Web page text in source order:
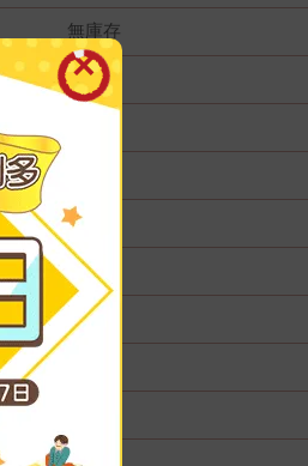
無庫存
無庫存
無庫存
無庫存
無庫存
無庫存